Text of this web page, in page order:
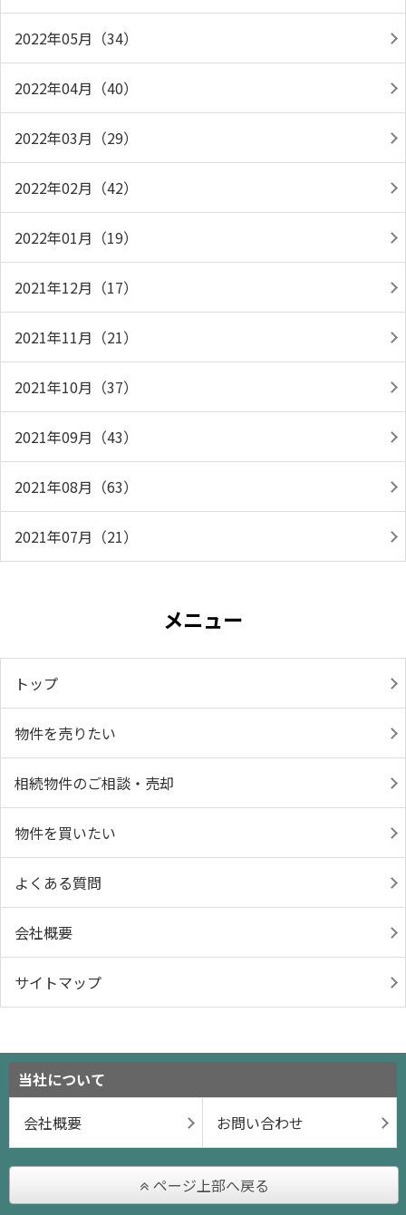
2022年05月（34）
2022年04月（40）
2022年03月（29）
2022年02月（42）
2022年01月（19）
2021年12月（17）
2021年11月（21）
2021年10月（37）
2021年09月（43）
2021年08月（63）
2021年07月（21）
メニュー
トップ
物件を売りたい
相続物件のご相談・売却
物件を買いたい
よくある質問
会社概要
サイトマップ
当社について
会社概要
お問い合わせ
ページ上部へ戻る